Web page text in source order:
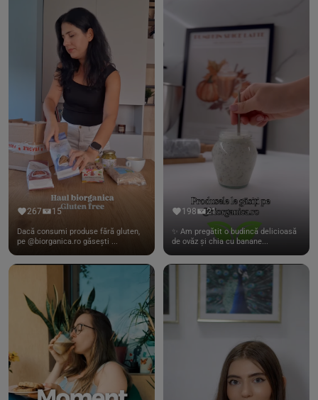
267 15
Dacă consumi produse fără gluten,
pe @biorganica.ro găsești ...
198 21
✨ Am pregătit o budincă delicioasă
de ovăz și chia cu banane...